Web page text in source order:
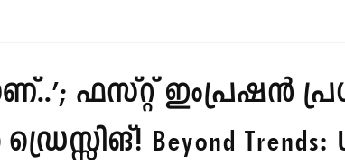
ഫസ്റ്റ് ഇംപ്രഷൻ
Beyond Trends: